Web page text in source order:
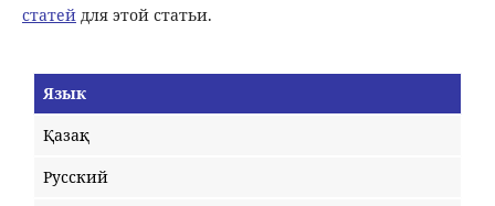
статейдля этой статьи.
Язык
Қазақ
Русский